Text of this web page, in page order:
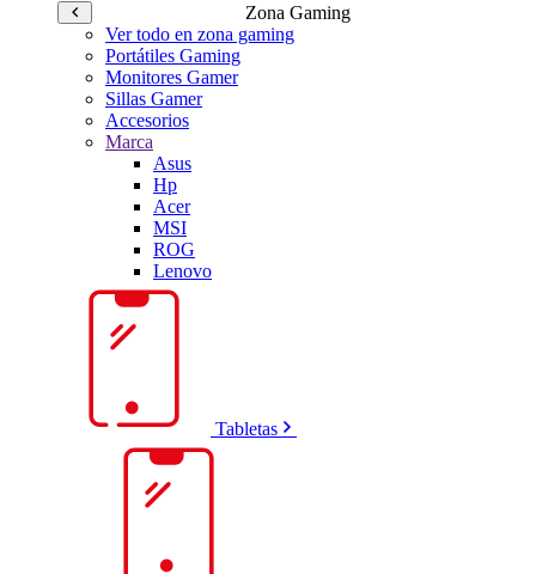
Zona Gaming
Ver todo en zona gaming
Portátiles Gaming
Monitores Gamer
Sillas Gamer
Accesorios
Marca
Asus
Hp
Acer
MSI
ROG
Lenovo
Tabletas